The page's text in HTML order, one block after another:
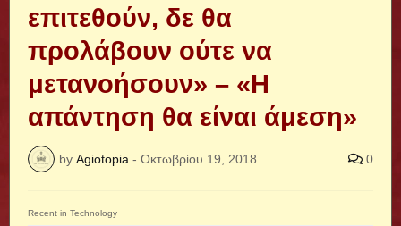
επιτεθούν, δε θα
προλάβουν ούτε να
μετανοήσουν» – «H
απάντηση θα είναι άμεση»
by Agiotopia - Οκτωβρίου 19, 2018 0
Recent in Technology